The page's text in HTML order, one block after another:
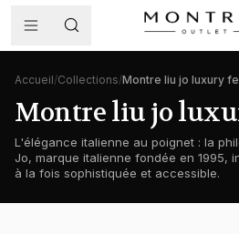
Accueil/Collections/
Montre liu jo
L'élégance italienne au poignet : la
Jo, marque italienne fondée en 1995,
à la fois sophistiquée et accessible.